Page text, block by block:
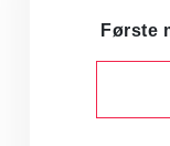
Første